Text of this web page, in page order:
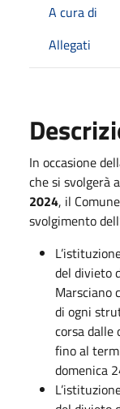
A cura di
Allegati
In occasione
che si svolgerà
2024, il
svolgimento
del divieto
Marsciano
di ogni
corsa dalle
fino al
domenica